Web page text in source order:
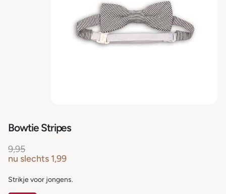
Bowtie Stripes
9,95
nu slechts 1,99
Strikje voor jongens.